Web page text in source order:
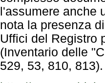
529, 53, 810, 813).